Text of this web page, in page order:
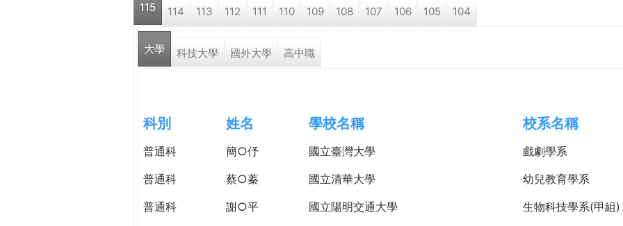
a
r
h
e
r
115 114 113 112 111 110 109 108 107 106 105 104
大學 科技大學 國外大學 高中職
科別 姓名 學校名稱 校系名稱
普通科 簡○伃 國立臺灣大學
戲劇學系
普通科
蔡○蓁 國立清華大學
幼兒教育學系
普通科
謝○平 國立陽明交通大學
生物科技學系(甲組)